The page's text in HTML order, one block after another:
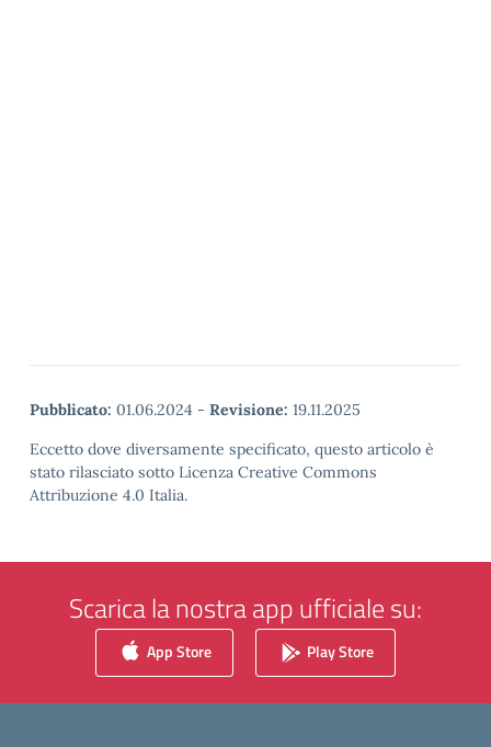
Pubblicato: 01.06.2024 - Revisione: 19.11.2025
Eccetto dove diversamente specificato, questo articolo è
stato rilasciato sotto Licenza Creative Commons
Attribuzione 4.0 Italia.
Scarica la nostra app ufficiale su:
App Store Play Store